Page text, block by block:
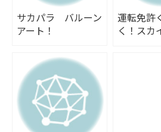
サカパラ バルーン
アート！
運転免許
く！スカ